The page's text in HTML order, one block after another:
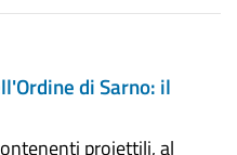
di Sarno: il
proiettili, al